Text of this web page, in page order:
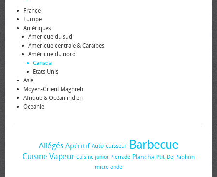
France
Europe
Amériques
Amérique du sud
Amérique centrale & Caraïbes
Amérique du nord
Canada
Etats-Unis
Asie
Moyen-Orient Maghreb
Afrique & Océan indien
Océanie
Allégés Apéritif Auto-cuisseur Barbecue
Cuisine Vapeur Cuisine junior Pierrade Plancha Ptit-Dej Siphon
micro-onde